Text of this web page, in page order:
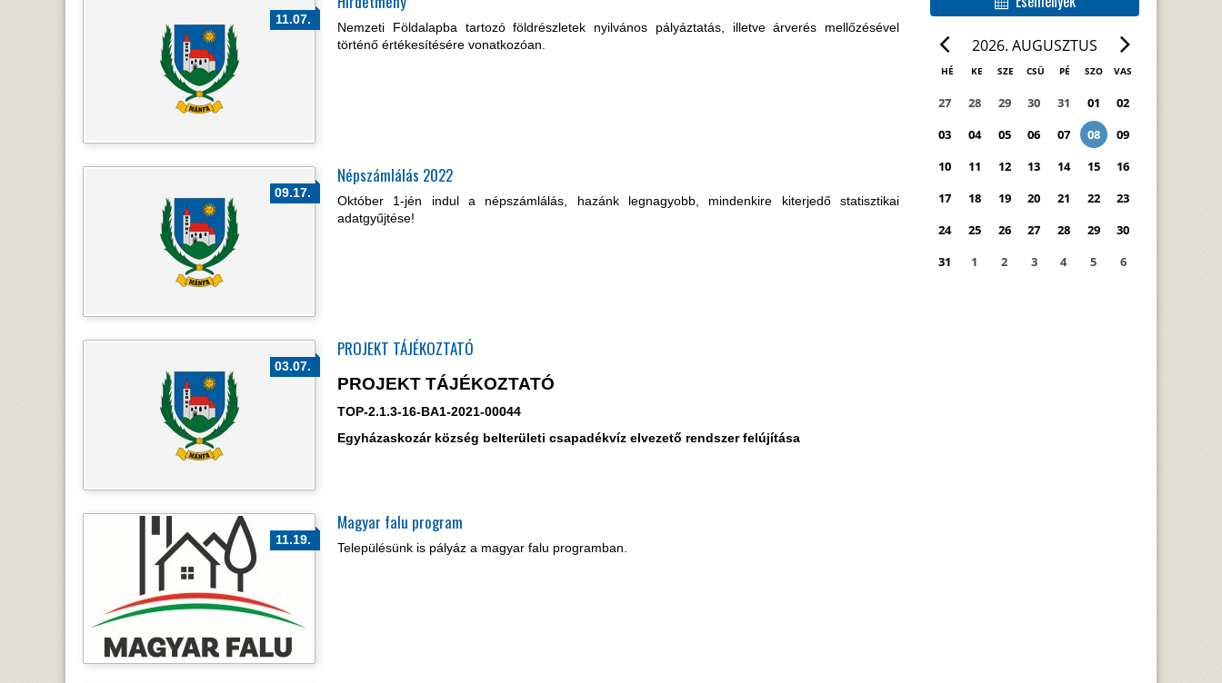
11.07.
Nemzeti Földalapba tartozó földrészletek nyilvános pályáztatás, illetve árverés mellőzésével
történő értékesítésére vonatkozóan.
09.17.
Népszámlálás 2022
Október 1-jén indul a népszámlálás, hazánk legnagyobb, mindenkire kiterjedő statisztikai
adatgyűjtése!
03.07.
PROJEKT TÁJÉKOZTATÓ
PROJEKT TÁJÉKOZTATÓ
TOP-2.1.3-16-BA1-2021-00044
Egyházaskozár község belterületi csapadékvíz elvezető rendszer felújítása
11.19.
Magyar falu program
Településünk is pályáz a magyar falu programban.
2026. AUGUSZTUS
HÉ KE SZE CSÜ PÉ SZO VAS
27 28 29 30 31 01
02
03
04 05 06 07 08
09
10
11 12 13 14 15
16
17
18 19 20 21 22
23
24
25 26 27 28 29
30
31
1 2 3 4 5 6